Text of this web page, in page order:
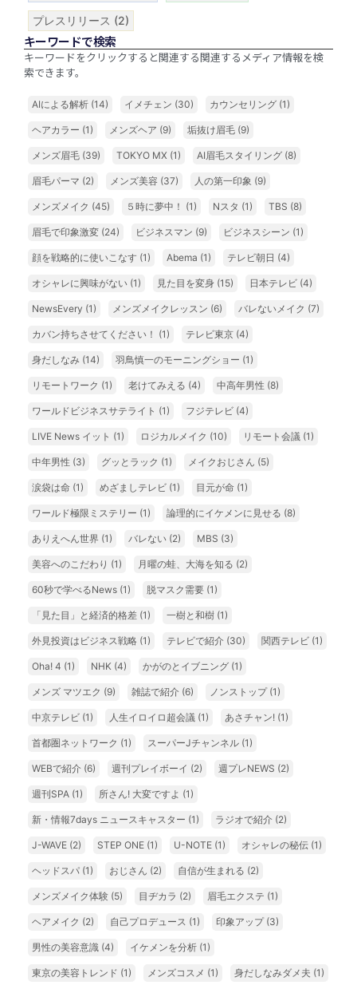
プレスリリース (2)
キーワードで検索
キーワードをクリックすると関連する関連するメディア情報を検
索できます。
AIによる解析 (14) イメチェン (30) カウンセリング (1)
ヘアカラー (1) メンズヘア (9) 垢抜け眉毛 (9)
メンズ眉毛 (39) TOKYO MX (1) AI眉毛スタイリング (8)
眉毛パーマ (2) メンズ美容 (37) 人の第一印象 (9)
メンズメイク (45) ５時に夢中！ (1) Nスタ (1) TBS (8)
眉毛で印象激変 (24) ビジネスマン (9) ビジネスシーン (1)
顔を戦略的に使いこなす (1) Abema (1) テレビ朝日 (4)
オシャレに興味がない (1) 見た目を変身 (15) 日本テレビ (4)
NewsEvery (1) メンズメイクレッスン (6) バレないメイク (7)
カバン持ちさせてください！ (1) テレビ東京 (4)
身だしなみ (14) 羽鳥慎一のモーニングショー (1)
リモートワーク (1) 老けてみえる (4) 中高年男性 (8)
ワールドビジネスサテライト (1) フジテレビ (4)
LIVE News イット (1) ロジカルメイク (10) リモート会議 (1)
中年男性 (3) グッとラック (1) メイクおじさん (5)
涙袋は命 (1) めざましテレビ (1) 目元が命 (1)
ワールド極限ミステリー (1) 論理的にイケメンに見せる (8)
ありえへん世界 (1) バレない (2) MBS (3)
美容へのこだわり (1) 月曜の蛙、大海を知る (2)
60秒で学べるNews (1) 脱マスク需要 (1)
「見た目」と経済的格差 (1) 一樹と和樹 (1)
外見投資はビジネス戦略 (1) テレビで紹介 (30) 関西テレビ (1)
Oha! 4 (1) NHK (4) かがのとイブニング (1)
メンズ マツエク (9) 雑誌で紹介 (6) ノンストップ (1)
中京テレビ (1) 人生イロイロ超会議 (1) あさチャン! (1)
首都圏ネットワーク (1) スーパーJチャンネル (1)
WEBで紹介 (6) 週刊プレイボーイ (2) 週プレNEWS (2)
週刊SPA (1) 所さん! 大変ですよ (1)
新・情報7days ニュースキャスター (1) ラジオで紹介 (2)
J-WAVE (2) STEP ONE (1) U-NOTE (1) オシャレの秘伝 (1)
ヘッドスパ (1) おじさん (2) 自信が生まれる (2)
メンズメイク体験 (5) 目ヂカラ (2) 眉毛エクステ (1)
ヘアメイク (2) 自己プロデュース (1) 印象アップ (3)
男性の美容意識 (4) イケメンを分析 (1)
東京の美容トレンド (1) メンズコスメ (1) 身だしなみダメ夫 (1)